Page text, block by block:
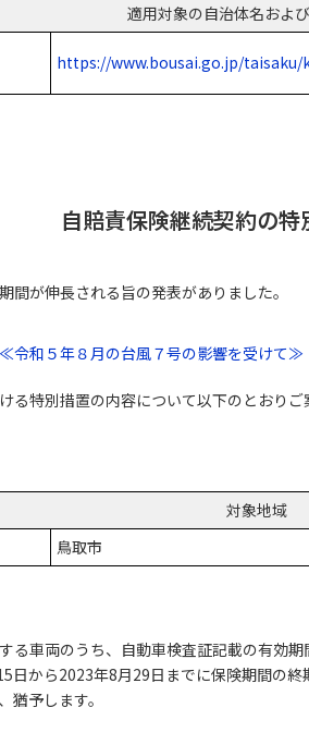
適用対象の自治体名およ
https://www.bousai.go.jp/
自賠責保険継続契約の
間が伸長される旨の発表がありました。
和５年８月の台風７号の影響を受けて≫
る特別措置の内容について以下のとおりご
対象地域
鳥取市
る車両のうち、自動車検査証記載の有効
日から2023年8月29日までに保険期間の
予します。